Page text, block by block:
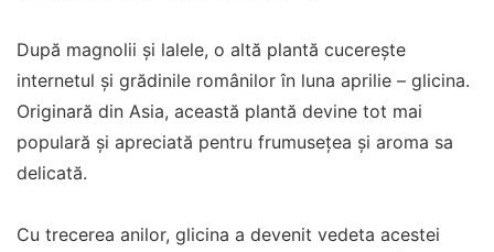
După magnolii și lalele, o altă plantă cucerește
internetul și grădinile românilor în luna aprilie – glicina.
Originară din Asia, această plantă devine tot mai
populară și apreciată pentru frumusețea și aroma sa
delicată.
Cu trecerea anilor, glicina a devenit vedeta acestei